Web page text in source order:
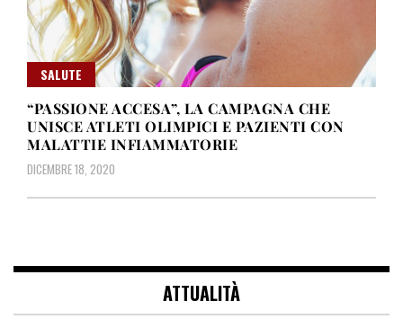
SALUTE
“PASSIONE ACCESA”, LA CAMPAGNA CHE
UNISCE ATLETI OLIMPICI E PAZIENTI CON
MALATTIE INFIAMMATORIE
DICEMBRE 18, 2020
ATTUALITÀ